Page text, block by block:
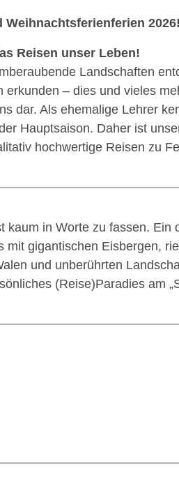
Weihnachtsferienferien 2026!
Reisen unser Leben!
Landschaften
erkunden – dies und vieles
dar. Als ehemalige Lehrer
Hauptsaison. Daher ist
hochwertige Reisen zu
kaum in Worte zu fassen. Ein
mit gigantischen Eisbergen,
und unberührten
(Reise)Paradies am